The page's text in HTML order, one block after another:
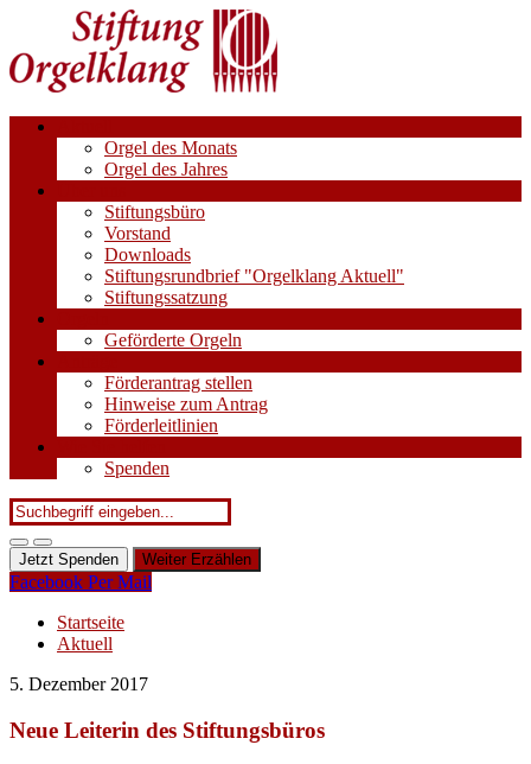
Orgel des Monats
Orgel des Jahres
Stiftungsbüro
Vorstand
Downloads
Stiftungsrundbrief "Orgelklang Aktuell"
Stiftungssatzung
Geförderte Orgeln
Förderantrag stellen
Hinweise zum Antrag
Förderleitlinien
Spenden
Jetzt Spenden Weiter Erzählen
Facebook Per Mail
Startseite
Aktuell
5. Dezember 2017
Neue Leiterin des Stiftungsbüros